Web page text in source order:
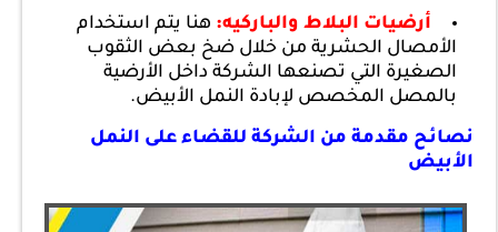
أرضيات البلاط والباركيه: هنا يتم استخدام
الأمصال الحشرية من خلال ضخ بعض الثقوب
الصغيرة التي تصنعها الشركة داخل الأرضية
بالمصل المخصص لإبادة النمل الأبيض.
نصائح مقدمة من الشركة للقضاء على النمل
الأبيض